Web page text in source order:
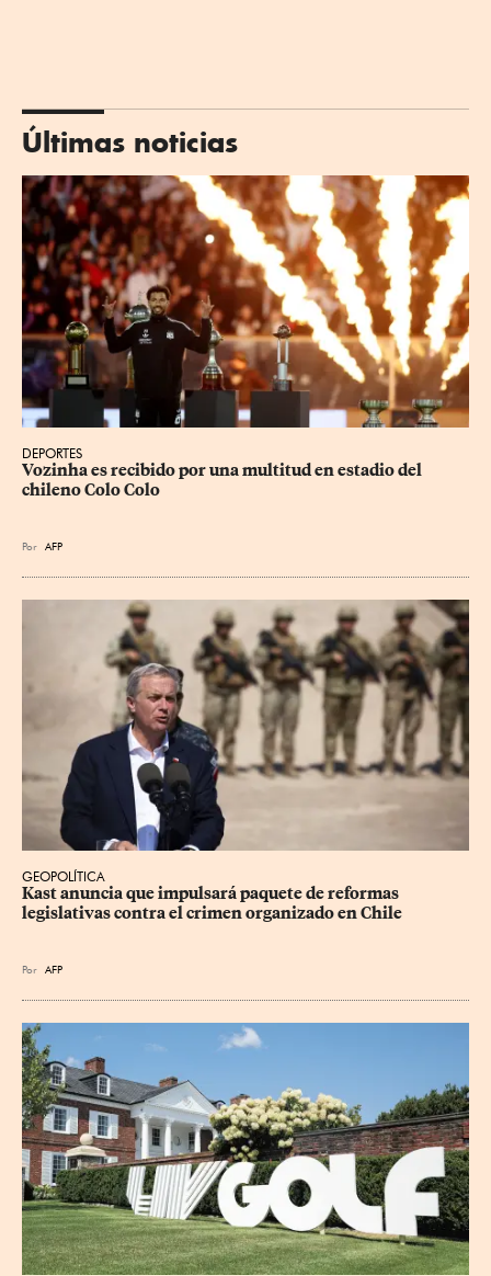
Últimas noticias
DEPORTES
Vozinha es recibido por una multitud en estadio del
chileno Colo Colo
Por AFP
GEOPOLÍTICA
Kast anuncia que impulsará paquete de reformas
legislativas contra el crimen organizado en Chile
Por AFP